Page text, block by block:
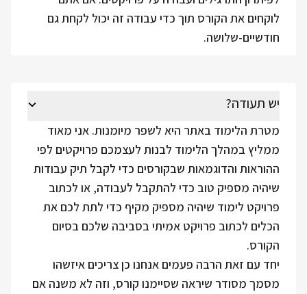
לוקחים את הקורס תוך כדי עבודה זה יכול לקחת גם
חודשיים-שלושה.
יש תעודה?
מטרת הלימוד באתר היא לשפר מיומנות. אני מאוד
ממליץ במהלך הלימוד לבנות לעצמכם פרויקטים לפי
ההוראות והדוגמאות שבקורסים כדי לקבל תיק עבודות
שיהיה מספיק טוב כדי להתקבל לעבודה, או לכתוב
פרויקט לימוד שיהיה מספיק מקיף כדי לתת לכם את
הכלים לכתוב פרויקט אמיתי בסביבה שלכם בסיום
הקורס.
יחד עם זאת הרבה פעמים אנחנו כן צריכים איזשהו
מסמך מסודר שיראה שסיימנו קורס, וזה לא משנה אם